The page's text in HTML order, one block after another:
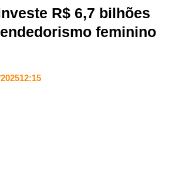
R$ 6,7 bilhões
feminino
12:15